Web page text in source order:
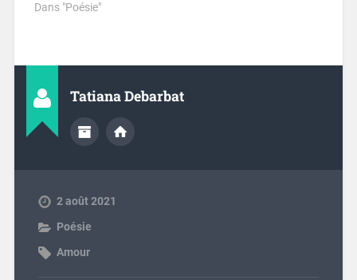
Dans "Poésie"
Tatiana Debarbat
2 août 2021
Poésie
Amour